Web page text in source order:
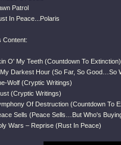
Patrol
In Peace...Polaris
Content:
O' My Teeth (Countdown To Extinction)
My Darkest Hour (So Far, So Good…So
Wolf (Cryptic Writings)
(Cryptic Writings)
Of Destruction (Countdown To
Sells (Peace Sells…But Who's
Wars – Reprise (Rust In Peace)